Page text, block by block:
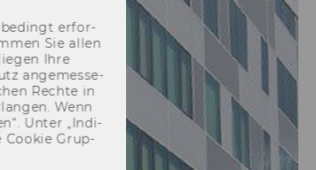
er­for­
Sie allen
Ihre
an­ge­mes­se­
Rech­te in
Wenn
Unter „In­di­
Coo­kie Grup­